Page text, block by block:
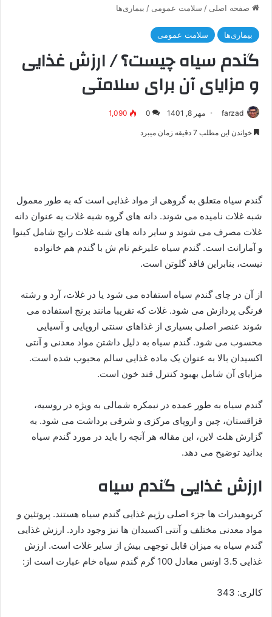
صفحه اصلی / سلامت عمومی / بیماری‌ها
بیماری‌ها سلامت عمومی
گندم سیاه چیست؟ / ارزش غذایی
و مزایای آن برای سلامتی
farzad مهر 8, 1401 0
1,090
خواندن این مطلب 7 دقیقه زمان میبرد
گندم سیاه متعلق به گروهی از مواد غذایی است که به طور معمول
شبه غلات نامیده می شوند. دانه های گروه شبه غلات به عنوان دانه
غلات مصرف می شوند و سایر دانه های شبه غلات رایج شامل کینوا
و آمارانت است. گندم سیاه علیرغم نام ش با گندم هم خانواده
نیست، بنابراین فاقد گلوتن است.
از آن در چای گندم سیاه استفاده می شود یا در غلات، آرد و رشته
فرنگی پردازش می شود. غلات که تقریبا مانند برنج استفاده می
شوند عنصر اصلی بسیاری از غذاهای سنتی اروپایی و آسیایی
محسوب می شود. گندم سیاه به دلیل داشتن مواد معدنی و آنتی
اکسیدان بالا به عنوان یک ماده غذایی سالم محبوب شده است.
مزایای آن شامل بهبود کنترل قند خون است.
گندم سیاه به طور عمده در نیمکره شمالی به ویژه در روسیه،
قزاقستان، چین و اروپای مرکزی و شرقی برداشت می شود. به
گزارش هلث لاین، این مقاله هر آنچه را باید در مورد گندم سیاه
بدانید توضیح می دهد.
ارزش غذایی گندم سیاه
کربوهیدرات ها جزء اصلی رژیم غذایی گندم سیاه هستند. پروتئین و
مواد معدنی مختلف و آنتی اکسیدان ها نیز وجود دارد. ارزش غذایی
گندم سیاه به میزان قابل توجهی بیش از سایر غلات است. ارزش
غذایی 3.5 اونس معادل 100 گرم گندم سیاه خام عبارت است از:
کالری: 343